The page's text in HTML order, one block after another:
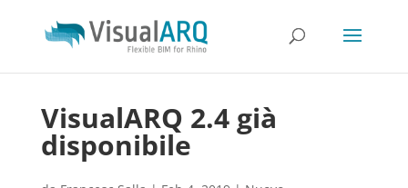
VisualARQ 2.4 già
disponibile